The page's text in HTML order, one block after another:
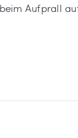
Aufprall